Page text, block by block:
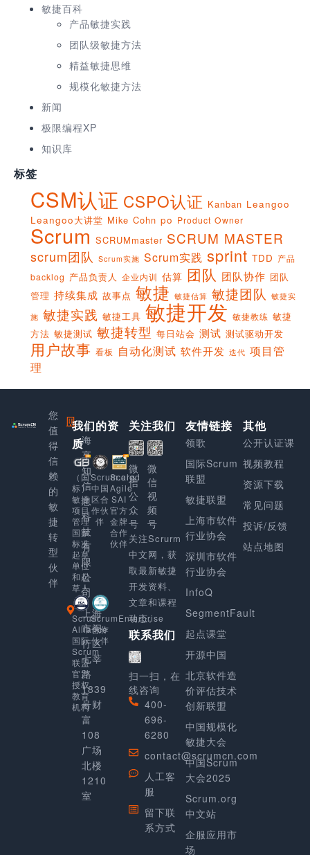
敏捷百科
产品敏捷实践
团队级敏捷方法
精益敏捷思维
规模化敏捷方法
新闻
极限编程XP
知识库
标签
CSM认证 CSPO认证 Kanban Leangoo
Leangoo大讲堂 Mike Cohn po Product Owner
Scrum SCRUMmaster SCRUM MASTER
scrum团队 Scrum实施 Scrum实践 sprint TDD 产品
backlog 产品负责人 企业内训 估算 团队 团队协作 团队
管理 持续集成 故事点 敏捷 敏捷估算 敏捷团队 敏捷实
施 敏捷实践 敏捷工具 敏捷开发 敏捷教练 敏捷
方法 敏捷测试 敏捷转型 每日站会 测试 测试驱动开发
用户故事 看板 自动化测试 软件开发 迭代 项目管
理
您
值
得
信
赖
的
敏
捷
转
型
伙
伴
上
海
享
知
信
息
科
技
有
限
公
司
上海
市闵
行区
七莘
路
1839
号财
富
108
广场
北楼
1210
室
我们的资
质
（国
标）
敏捷
项目
管理
国家
标准
起草
单位
和起
草人
Scrum.org
中国
区合
作伙
伴
Scaled
Agile
SAI
官方
金牌
合作
伙伴
Scrum
Alliance
国际
Scrum
联盟
官方
授权
教育
机构
ScrumEnterprise
合作
伙伴
关注我们
微
信
公
众
号
微
信
视
频
号
关注Scrurm
中文网，获
取最新敏捷
开发资料、
文章和课程
动态。
联系我们
扫一扫，在
线咨询
400-
696-
6280
contact@scrumcn.com
人工客
服
留下联
系方式
友情链接
领歌
国际Scrum
联盟
敏捷联盟
上海市软件
行业协会
深圳市软件
行业协会
InfoQ
SegmentFault
起点课堂
开源中国
北京软件造
价评估技术
创新联盟
中国规模化
敏捷大会
中国Scrum
大会2025
Scrum.org
中文站
企服应用市
场
其他
公开认证课
视频教程
资源下载
常见问题
投诉/反馈
站点地图